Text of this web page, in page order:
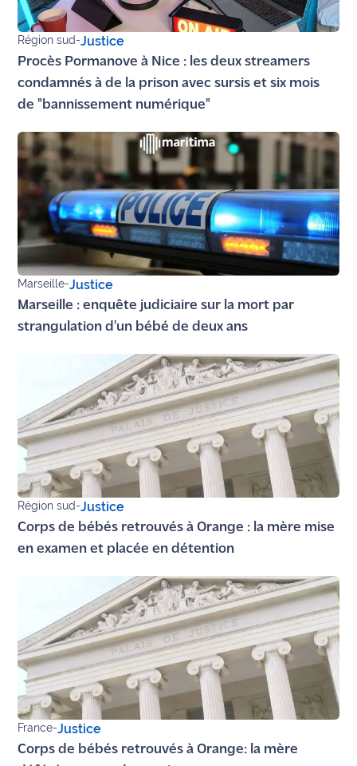
site maritima.fr
Archives
Région sud-Justice
Procès Pormanove à Nice : les deux streamers
condamnés à de la prison avec sursis et six mois
de "bannissement numérique"
Marseille-Justice
Marseille : enquête judiciaire sur la mort par
strangulation d'un bébé de deux ans
Région sud-Justice
Corps de bébés retrouvés à Orange : la mère mise
en examen et placée en détention
France-Justice
Corps de bébés retrouvés à Orange: la mère